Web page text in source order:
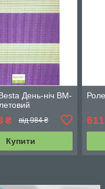
День-ніч BМ-
₴ від 984 ₴
Купити
611